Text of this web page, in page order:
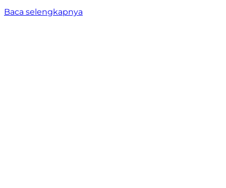
Baca selengkapnya